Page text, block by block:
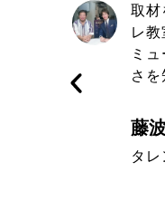
取材
レ
ミ
さを
藤
タレ